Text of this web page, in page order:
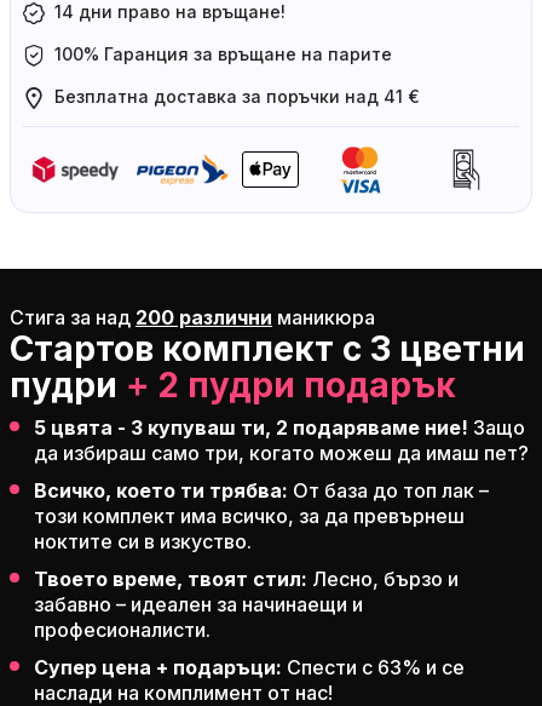
14 дни право на връщане!
100% Гаранция за връщане на парите
Безплатна доставка за поръчки над 41 €
Стига за над 200 различни маникюра
Стартов комплект с 3 цветни
пудри + 2 пудри подарък
5 цвята - 3 купуваш ти, 2 подаряваме ние! Защо
да избираш само три, когато можеш да имаш пет?
Всичко, което ти трябва: От база до топ лак –
този комплект има всичко, за да превърнеш
ноктите си в изкуство.
Твоето време, твоят стил: Лесно, бързо и
забавно – идеален за начинаещи и
професионалисти.
Супер цена + подаръци: Спести с 63% и се
наслади на комплимент от нас!